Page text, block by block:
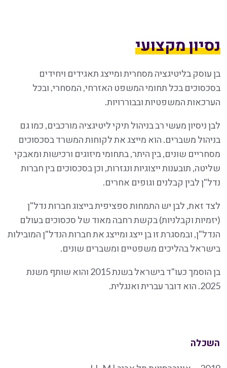
נסיון מקצועי
בן עוסק בליטיגציה מסחרית ומייצג תאגידים ויחידים
בסכסוכים בכל תחומי המשפט האזרחי, המסחרי, ובכל
הערכאות המשפטיות ובבוררויות.
לבן ניסיון מעשי רב בניהול תיקי ליטיגציה מורכבים, כמו גם
בניהול משברים. הוא מייצג את לקוחות המשרד בסכסוכים
מסחריים שונים, בין היתר, בתחומי מיזוגים ורכישות ומאבקי
שליטה, תובענות ייצוגיות ונגזרות, וכן בסכסוכים בין חברות
נדל"ן לבין קבלנים וגופים אחרים.
לצד זאת, לבן יש התמחות ספציפית בייצוג חברות נדל"ן
(יזמיות וקבלניות) בקשת רחבה מאוד של סכסוכים בעולם
הנדל"ן, ובמסגרת זו בן ייצג ומייצג את חברות הנדל"ן המובילות
בישראל בהליכים משפטיים ומשברים שונים.
בן הוסמך כעו"ד בישראל בשנת 2015 והוא שותף משנת
2025. הוא דובר עברית ואנגלית.
השכלה